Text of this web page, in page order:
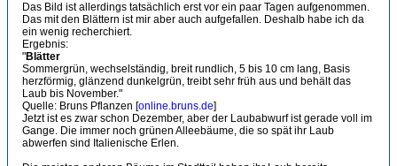
Das Bild ist allerdings tatsächlich erst vor ein paar Tagen aufgenommen.
Das mit den Blättern ist mir aber auch aufgefallen. Deshalb habe ich da
ein wenig recherchiert.
Ergebnis:
"Blätter
Sommergrün, wechselständig, breit rundlich, 5 bis 10 cm lang, Basis
herz­förmig, glänzend dunkelgrün, treibt sehr früh aus und behält das
Laub bis November."
Quelle: Bruns Pflanzen [online.bruns.de]
Jetzt ist es zwar schon Dezember, aber der Laubabwurf ist gerade voll im
Gange. Die immer noch grünen Alleebäume, die so spät ihr Laub
abwerfen sind Italienische Erlen.